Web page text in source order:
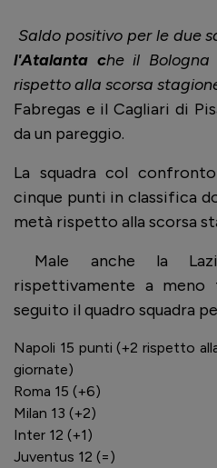
Saldo positivo per le due
l'Atalanta che il
rispetto alla scorsa
Fabregas e il Cagliari di
da un pareggio.
La squadra col
cinque punti in classifica
metà rispetto alla scorsa
Male anche la
rispettivamente a
seguito il quadro squadra
Napoli 15 punti (+2 rispetto
giornate)
Roma 15 (+6)
Milan 13 (+2)
Inter 12 (+1)
Juventus 12 (=)